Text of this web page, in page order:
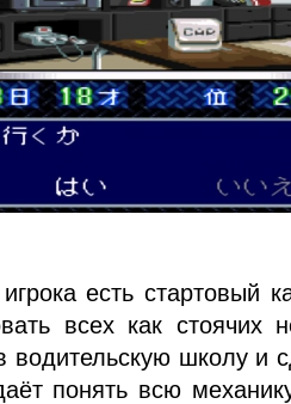
есть стартовый
всех как стоячих
водительскую школу и
понять всю